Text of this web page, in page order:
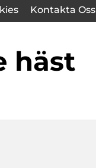
Kontakta Oss
häst